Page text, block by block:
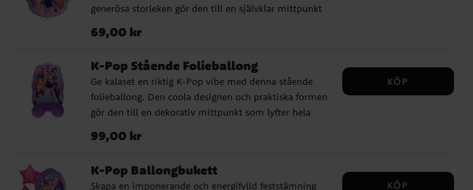
generösa storleken gör den till en självklar mittpunkt
100 × 73 cm ouppblåst och kan fyllas med luft eller
uppblåsning samt ett vitt ballongsnöre på ca 1,5 meter.
✔️ Kan fyllas med luft eller helium ✔️ Inkluderar sugrör
och vitt ballongsnöre (ca 1,5 m)
Pris :69,00 kr
69,00 kr
K-Pop Stående Folieballong
Ge kalaset en riktig K-Pop vibe med denna stående
folieballong. Den coola designen och praktiska formen
gör den till en dekorativ mittpunkt som lyfter hela
helium. Höjd ca 80 cm.
Pris :99,00 kr
99,00 kr
KÖP
K-Pop Ballongbukett
Skapa en imponerande och energifylld feststämning
KÖP